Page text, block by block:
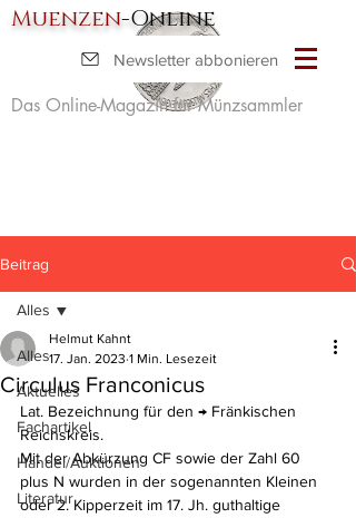
Muenzen-Online
Das Online-Magazin für Münzsammler
Newsletter abbonieren
Beitrag
Alles
Aktuelles
Fachartikel
Handel/Auktionen
Literatur
Alles
Circulus Franconicus
Helmut Kahnt
17. Jan. 2023 1 Min. Lesezeit
Lat. Bezeichnung für den → Fränkischen
Reichskreis.
Mit der Abkürzung CF sowie der Zahl 60
plus N wurden in der sogenannten Kleinen
oder 2. Kipperzeit im 17. Jh. guthaltige